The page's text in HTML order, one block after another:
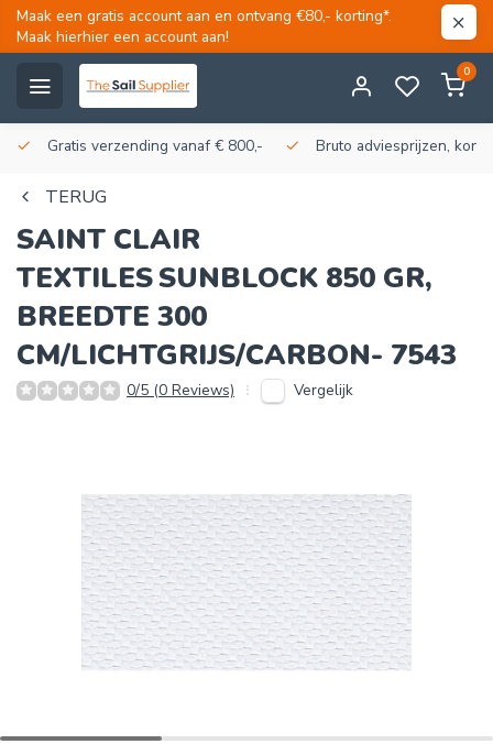
Maak een gratis account aan en ontvang €80,- korting*.
Maak hierhier een account aan!
0
Gratis verzending vanaf € 800,- Bruto adviesprijzen,
TERUG
SAINT CLAIR
TEXTILESSUNBLOCK 850 GR,
BREEDTE 300
CM/LICHTGRIJS/CARBON- 7543
0/5 (0 Reviews) Vergelijk